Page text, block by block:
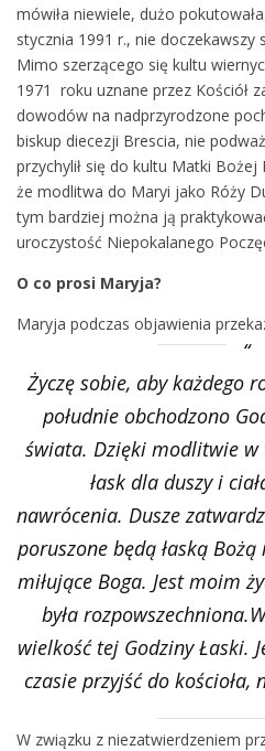
mówiła niewiele, dużo
stycznia 1991 r., nie doczekawszy
Mimo szerzącego się kultu
1971 roku uznane przez Kościół
dowodów na nadprzyrodzone
biskup diecezji Brescia, nie
przychylił się do kultu Matki
że modlitwa do Maryi jako Róży
tym bardziej można ją
uroczystość Niepokalanego
O co prosi Maryja?
Maryja podczas objawienia
Życzę sobie, aby każdego
południe obchodzono
świata. Dzięki modlitwie w
łask dla duszy i
nawrócenia. Dusze
poruszone będą łaską
miłujące Boga. Jest moim
była
wielkość tej Godziny Łaski.
czasie przyjść do
W związku z niezatwierdzeniem